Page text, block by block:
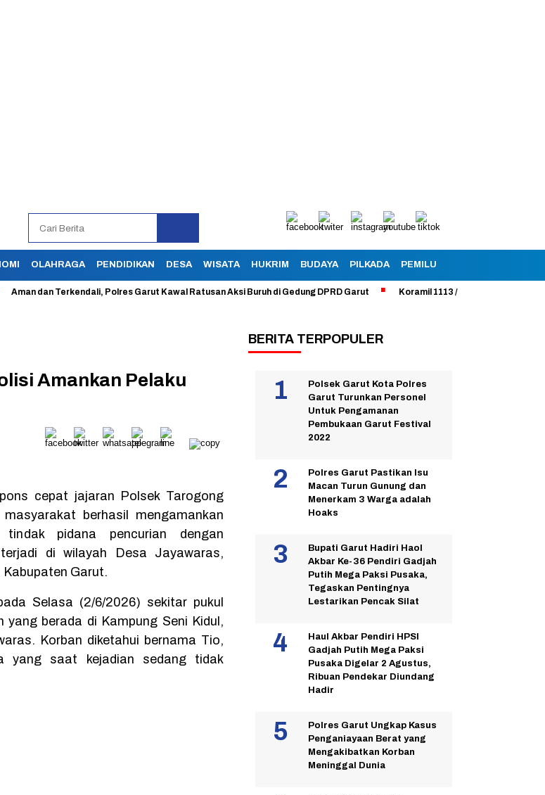
OLAHRAGA PENDIDIKAN DESA WISATA HUKRIM BUDAYA PILKADA PEMILU
dan Terkendali, Polres Garut Kawal Ratusan Aksi Buruh di Gedung DPRD Garut Koramil 1113 /Bayongbong Uji Coba
Amankan Pelaku
cepat jajaran Polsek Tarogong
berhasil mengamankan
pidana pencurian dengan
di wilayah Desa Jayawaras,
Garut.
Selasa (2/6/2026) sekitar pukul
yang berada di Kampung Seni Kidul,
Korban diketahui bernama Tio,
yang saat kejadian sedang tidak
BERITA TERPOPULER
Polsek Garut Kota Polres
Garut Turunkan Personel
Untuk Pengamanan
Pembukaan Garut Festival
2022
Polres Garut Pastikan Isu
Macan Turun Gunung dan
Menerkam 3 Warga adalah
Hoaks
Bupati Garut Hadiri Haol
Akbar Ke-36 Pendiri Gadjah
Putih Mega Paksi Pusaka,
Tegaskan Pentingnya
Lestarikan Pencak Silat
Haul Akbar Pendiri HPSI
Gadjah Putih Mega Paksi
Pusaka Digelar 2 Agustus,
Ribuan Pendekar Diundang
Hadir
Polres Garut Ungkap Kasus
Penganiayaan Berat yang
Mengakibatkan Korban
Meninggal Dunia